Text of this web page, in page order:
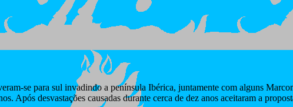
se para sul invadindo a península Ibérica, juntamente com alguns
Após desvastações causadas durante cerca de dez anos aceitaram a